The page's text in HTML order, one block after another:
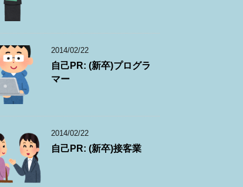
2014/02/22
自己PR: (新卒)プログラ
マー
2014/02/22
自己PR: (新卒)接客業